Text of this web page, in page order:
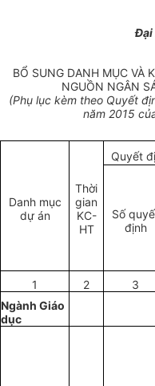
Đại
BỔ SUNG DANH MỤC VÀ
NGUỒN NGÂN
(Phụ lục kèm theo Quyết
năm 2015
Danh mục
dự án
Thời
gian
KC-
HT
Quyết
Số
định
1 2 3
Ngành Giáo
dục